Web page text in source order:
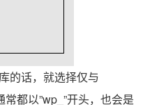
的话，就选择仅与
都以”wp_”开头，也会是